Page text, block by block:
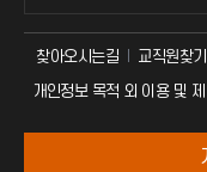
찾아오시는길 교직원찾기
개인정보 목적 외 이용 및